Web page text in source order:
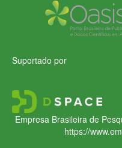
Suportado por
Empresa Brasileira de
https://